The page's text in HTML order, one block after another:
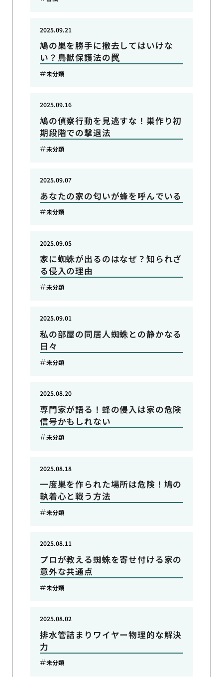
鳩の巣を勝手に撤去してはいけな
い？鳥獣保護法の罠
2025.09.21
未分類
鳩の偵察行動を見逃すな！巣作り初
期段階での撃退法
2025.09.16
未分類
あなたの家の匂いが蜂を呼んでいる
2025.09.07
未分類
家に蜘蛛が出るのはなぜ？知られざ
る侵入の理由
2025.09.05
未分類
私の部屋の同居人蜘蛛との静かなる
日々
2025.09.01
未分類
専門家が語る！蜂の侵入は家の危険
信号かもしれない
2025.08.20
未分類
一度巣を作られた場所は危険！鳩の
執着心と戦う方法
2025.08.18
未分類
プロが教える蜘蛛を寄せ付ける家の
意外な共通点
2025.08.11
未分類
排水管詰まりワイヤー物理的な解決
力
2025.08.02
未分類